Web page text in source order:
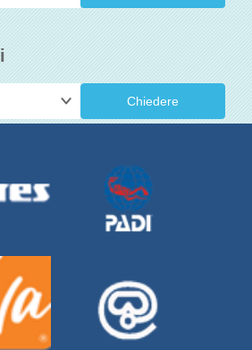
Chiedere